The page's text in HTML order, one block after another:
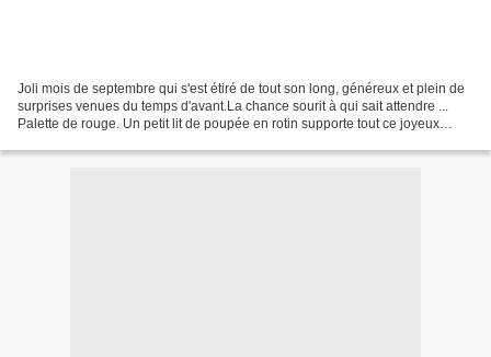
Joli mois de septembre qui s'est étiré de tout son long, généreux et plein de
surprises venues du temps d'avant.La chance sourit à qui sait attendre ...
Palette de rouge. Un petit lit de poupée en rotin supporte tout ce joyeux